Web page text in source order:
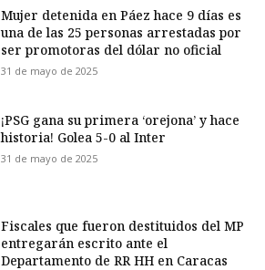
Mujer detenida en Páez hace 9 días es
una de las 25 personas arrestadas por
ser promotoras del dólar no oficial
31 de mayo de 2025
¡PSG gana su primera ‘orejona’ y hace
historia! Golea 5-0 al Inter
31 de mayo de 2025
Fiscales que fueron destituidos del MP
entregarán escrito ante el
Departamento de RR HH en Caracas